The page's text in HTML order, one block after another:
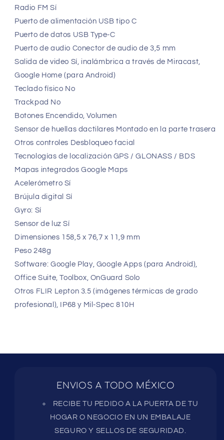
Radio FM Sí
Puerto de alimentación USB tipo C
Puerto de datos USB Type-C
Puerto de audio Conector de audio de 3,5 mm
Salida de video Sí, inalámbrica a través de Miracast,
Google Home (para Android)
Teclado físico No
Trackpad No
Botones Encendido, Volumen
Sensor de huellas dactilares Montado en la parte trasera
Otros controles Desbloqueo facial
Tecnologías de localización GPS / GLONASS / BDS
Mapas integrados Google Maps
Acelerómetro Sí
Brújula digital Sí
Gyro: Sí
Sensor de luz Sí
Dimensiones 158,5 x 76,7 x 11,9 mm
Peso 248g
Software: Google Play, Google Apps (para Android),
Office Suite, Toolbox, OnGuard Solo
Otros FLIR Lepton 3.5 (imágenes térmicas de grado
profesional), IP68 y Mil-Spec 810H
ENVIOS A TODO MÉXICO
RECIBE TU PEDIDO A LA PUERTA DE TU
HOGAR O NEGOCIO EN UN EMBALAJE
SEGURO Y SELLOS DE SEGURIDAD.